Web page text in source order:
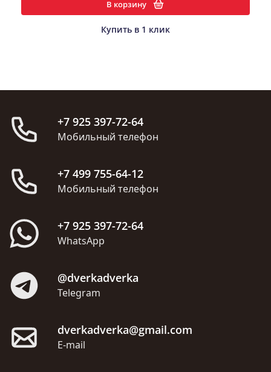
В корзину
Купить в 1 клик
+7 925 397-72-64
Мобильный телефон
+7 499 755-64-12
Мобильный телефон
+7 925 397-72-64
WhatsApp
@dverkadverka
Telegram
dverkadverka@gmail.com
E-mail